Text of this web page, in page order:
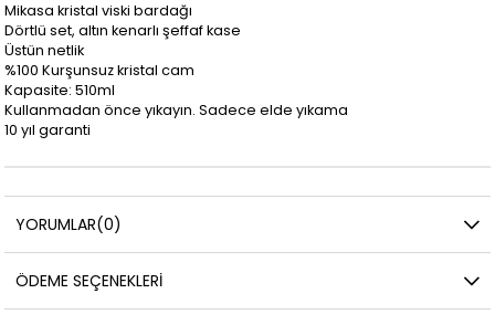
Mikasa kristal viski bardağı
Dörtlü set, altın kenarlı şeffaf kase
Üstün netlik
%100 Kurşunsuz kristal cam
Kapasite: 510ml
Kullanmadan önce yıkayın. Sadece elde yıkama
10 yıl garanti
YORUMLAR(0)
ÖDEME SEÇENEKLERI